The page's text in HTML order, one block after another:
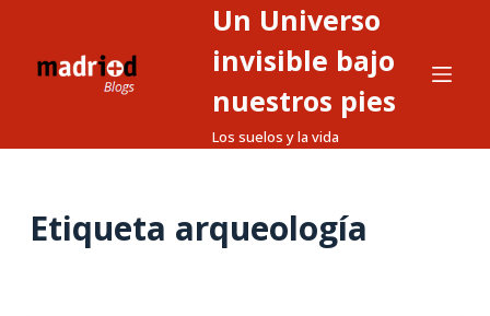
Un Universo
invisible bajo
nuestros pies
Los suelos y la vida
Etiqueta arqueología